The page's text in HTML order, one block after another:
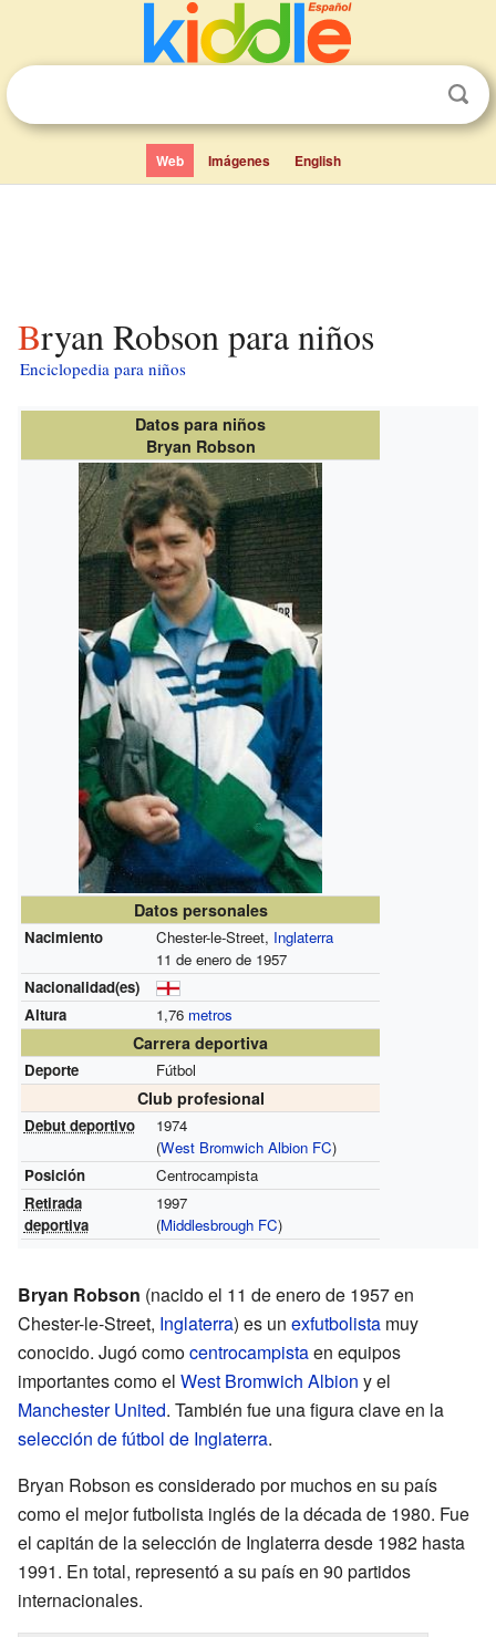
Web Imágenes English
Bryan Robson para niños
Enciclopedia para niños
Datos para niños
Bryan Robson
Datos personales
Nacimiento Chester-le-Street, Inglaterra
11 de enero de 1957
Nacionalidad(es)
Altura
1,76 metros
Carrera deportiva
Deporte Fútbol
Club profesional
Debut deportivo
1974
(West Bromwich Albion FC)
Posición
Centrocampista
Retirada
deportiva
1997
(Middlesbrough FC)
Bryan Robson (nacido el 11 de enero de 1957 en
Chester-le-Street, Inglaterra) es un exfutbolista muy
conocido. Jugó comocentrocampistaen equipos
importantes como el West Bromwich Albion y el
Manchester United. También fue una figura clave en la
selección de fútbol de Inglaterra.
Bryan Robson es considerado por muchos en su país
como el mejor futbolista inglés de la década de 1980. Fue
el capitán de la selección de Inglaterra desde 1982 hasta
1991. En total, representó a su país en 90 partidos
internacionales.